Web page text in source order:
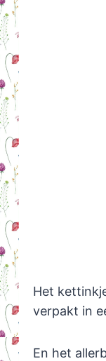
Het
verpakt in
En het